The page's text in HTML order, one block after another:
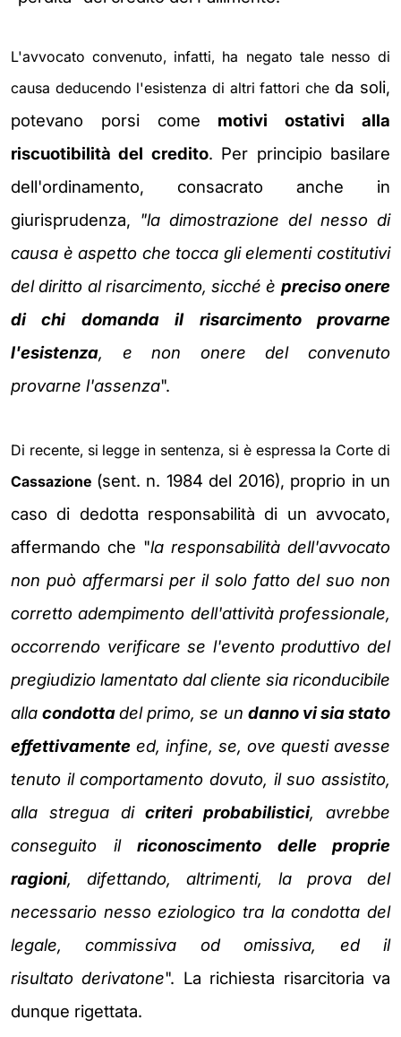
L'avvocato convenuto, infatti, ha negato tale nesso di
causa deducendo l'esistenza di altri fattori cheda soli,
potevano porsi come motivi ostativi alla
riscuotibilità del credito. Per principio basilare
dell'ordinamento, consacrato anche in
giurisprudenza, "la dimostrazione del nesso di
causa è aspetto che tocca gli elementi costitutivi
del diritto al risarcimento, sicché è preciso onere
di chi domanda il risarcimento provarne
l'esistenza, e non onere del convenuto
provarne l'assenza".
Di recente, si legge in sentenza, si è espressa la Corte di
Cassazione (sent. n. 1984 del 2016), proprio in un
caso di dedotta responsabilità di un avvocato,
affermando che "la responsabilità dell'avvocato
non può affermarsi per il solo fatto del suo non
corretto adempimento dell'attività professionale,
occorrendo verificare se l'evento produttivo del
pregiudizio lamentato dalcliente sia riconducibile
allacondottadel primo, se un danno vi sia stato
effettivamente ed, infine, se, ove questi avesse
tenuto ilcomportamento dovuto, il suo assistito,
alla stregua dicriteri probabilistici, avrebbe
conseguito il riconoscimento delle proprie
ragioni,difettando, altrimenti, la prova del
necessario nesso eziologico tra la condotta del
legale, commissiva od omissiva, ed il
risultatoderivatone". La richiesta risarcitoria va
dunque rigettata.